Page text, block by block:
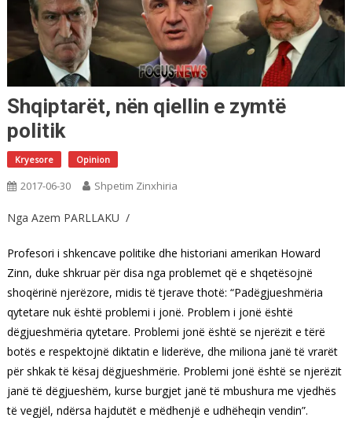
Shqiptarët, nën qiellin e zymtë
politik
Kryesore Opinion
2017-06-30 Shpetim Zinxhiria
Nga Azem PARLLAKU /
Profesori i shkencave politike dhe historiani amerikan Howard
Zinn, duke shkruar për disa nga problemet që e shqetësojnë
shoqërinë njerëzore, midis të tjerave thotë: “Padëgjueshmëria
qytetare nuk është problemi i jonë. Problem i jonë është
dëgjueshmëria qytetare. Problemi jonë është se njerëzit e tërë
botës e respektojnë diktatin e liderëve, dhe miliona janë të vrarët
për shkak të kësaj dëgjueshmërie. Problemi jonë është se njerëzit
janë të dëgjueshëm, kurse burgjet janë të mbushura me vjedhës
të vegjël, ndërsa hajdutët e mëdhenjë e udhëheqin vendin”.